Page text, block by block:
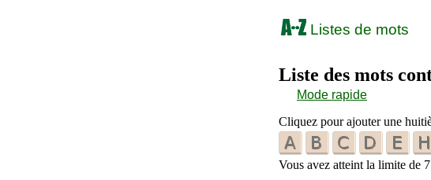
Listes de mots
Liste des mots
Mode rapide
Cliquez pour ajouter une
Vous avez atteint la limite de